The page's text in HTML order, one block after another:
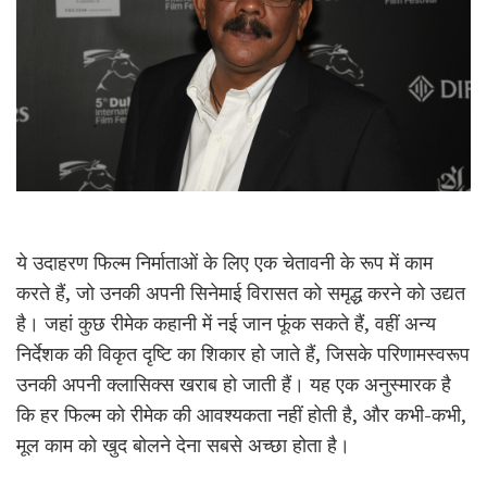
ये उदाहरण फिल्म निर्माताओं के लिए एक चेतावनी के रूप में काम
करते हैं, जो उनकी अपनी सिनेमाई विरासत को समृद्ध करने को उद्यत
है। जहां कुछ रीमेक कहानी में नई जान फूंक सकते हैं, वहीं अन्य
निर्देशक की विकृत दृष्टि का शिकार हो जाते हैं, जिसके परिणामस्वरूप
उनकी अपनी क्लासिक्स खराब हो जाती हैं। यह एक अनुस्मारक है
कि हर फिल्म को रीमेक की आवश्यकता नहीं होती है, और कभी-कभी,
मूल काम को खुद बोलने देना सबसे अच्छा होता है।